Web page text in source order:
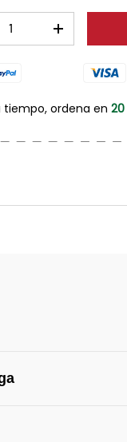
CANTIDADAUMENTAR
tiempo, ordena en